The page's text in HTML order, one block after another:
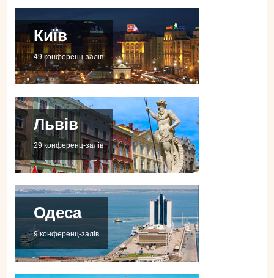
Київ
49 конференц-залів
Львів
29 конференц-залів
Одеса
9 конференц-залів